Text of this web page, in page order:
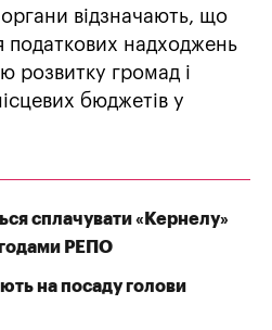
органи відзначають, що
податкових надходжень
розвитку громад і
бюджетів у
сплачувати «Кернелу»
РЕПО
на посаду голови